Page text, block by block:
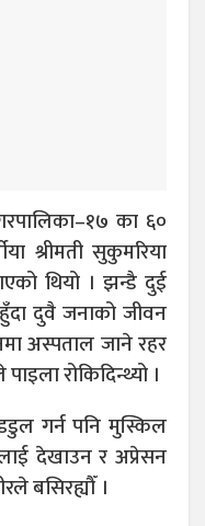
का ६०
श्रीमती सुकुमरिया
थियो । झन्डै दुई
दुवै जनाको जीवन
अस्पताल जाने रहर
रोकिदिन्थ्यो ।
गर्न पनि मुस्किल
देखाउन र अप्रेसन
बसिरह्यौँ ।